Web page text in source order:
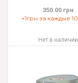
350.00 грн
+1грн за каждые
Нет в наличии